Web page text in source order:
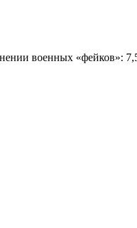
военных «фейков»: